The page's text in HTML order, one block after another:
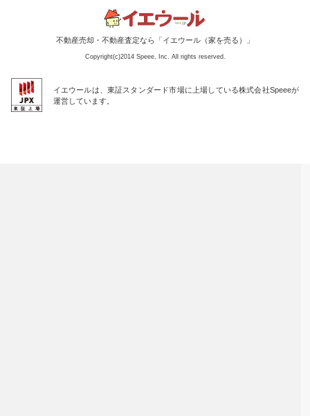
不動産売却・不動産査定なら「イエウール（家を売る）」
Copyright(c)2014 Speee, Inc. All rights reserved.
イエウールは、東証スタンダード市場に上場している株式会社Speeeが
運営しています。